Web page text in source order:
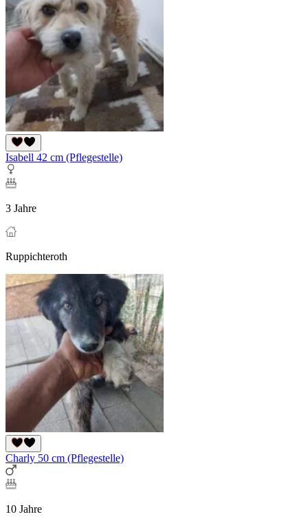
Isabell 42 cm (Pflegestelle)
3 Jahre
Ruppichteroth
Charly 50 cm (Pflegestelle)
10 Jahre